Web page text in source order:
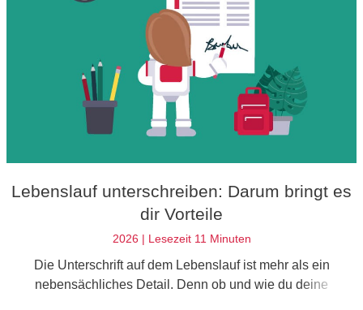
Lebenslauf unterschreiben: Darum bringt es
dir Vorteile
2026 | Lesezeit 11 Minuten
Die Unterschrift auf dem Lebenslauf ist mehr als ein
nebensächliches Detail. Denn ob und wie du deine